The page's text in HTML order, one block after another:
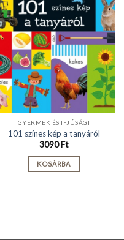
GYERMEK ÉS IFJÚSÁGI
101 színes kép a tanyáról
3090Ft
KOSÁRBA